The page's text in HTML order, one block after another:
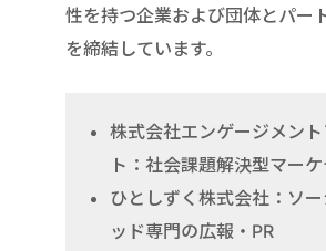
性を持つ企業および団体とパー
を締結しています。
株式会社エンゲージメント
ト：社会課題解決型マー
ひとしずく株式会社：ソ
ッド専門の広報・PR